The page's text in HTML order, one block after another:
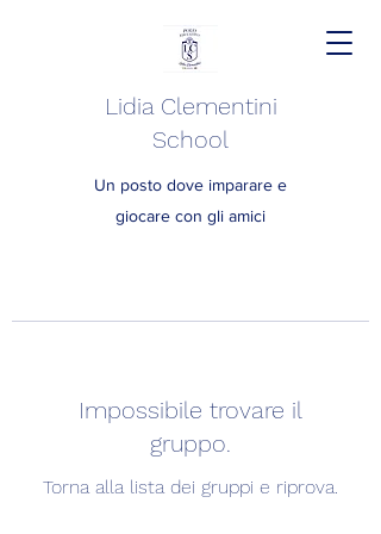
Lidia Clementini
School
Un posto dove imparare e
giocare con gli amici
Impossibile trovare il
gruppo.
Torna alla lista dei gruppi e riprova.